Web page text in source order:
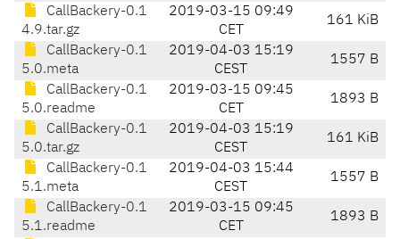
CallBackery-0.1
4.9.tar.gz
2019-03-15 09:49
CET
161 KiB
CallBackery-0.1
5.0.meta
2019-04-03 15:19
CEST
1557 B
CallBackery-0.1
5.0.readme
2019-03-15 09:45
CET
1893 B
CallBackery-0.1
5.0.tar.gz
2019-04-03 15:19
CEST
161 KiB
CallBackery-0.1
5.1.meta
2019-04-03 15:44
CEST
1557 B
CallBackery-0.1
5.1.readme
2019-03-15 09:45
CET
1893 B